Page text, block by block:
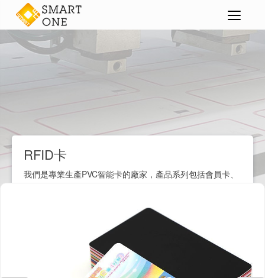
> 智能卡
RFID卡
我們是專業生產PVC智能卡的廠家，產品系列包括會員卡、
擁有先進的生產設備和成熟的膠卡製造技術，支持卡片個性